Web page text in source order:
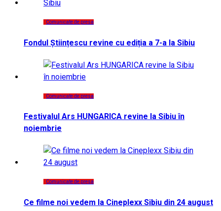
Comunicate de presa
Fondul Științescu revine cu ediția a 7-a la Sibiu
Comunicate de presa
Festivalul Ars HUNGARICA revine la Sibiu în
noiembrie
Comunicate de presa
Ce filme noi vedem la Cineplexx Sibiu din 24 august